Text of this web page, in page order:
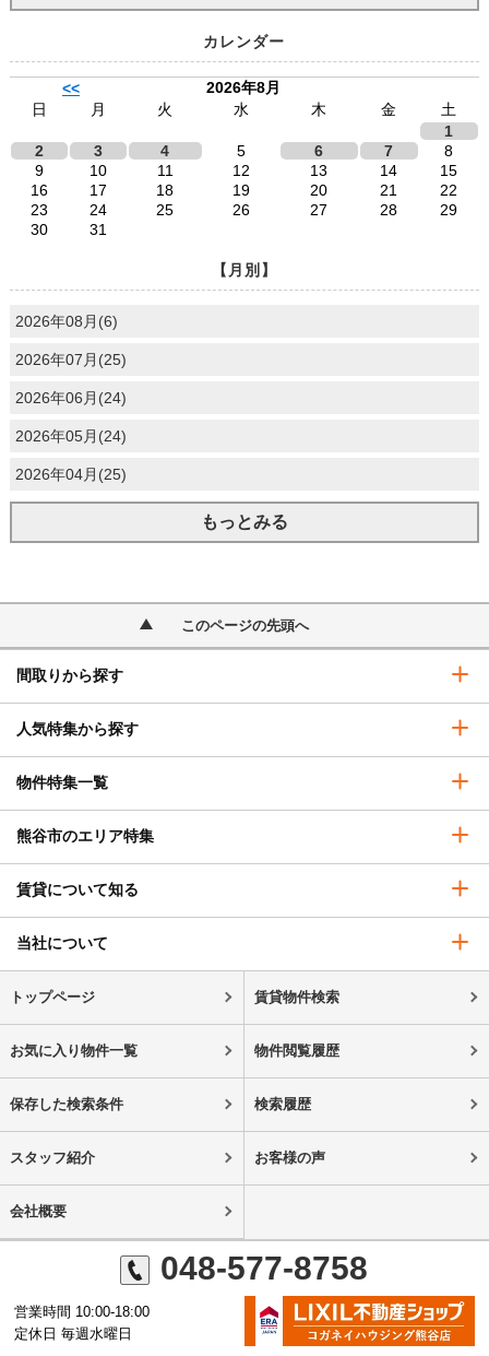
カレンダー
<<
2026年8月
日
月 火 水 木 金
土
1
2
3 4 5 6 7
8
9
10 11 12 13 14
15
16
17 18 19 20 21
22
23
24 25 26 27 28
29
30
31
【月別】
2026年08月(6)
2026年07月(25)
2026年06月(24)
2026年05月(24)
2026年04月(25)
もっとみる
このページの先頭へ
間取りから探す
人気特集から探す
物件特集一覧
熊谷市のエリア特集
賃貸について知る
当社について
トップページ 賃貸物件検索
お気に入り物件一覧 物件閲覧履歴
保存した検索条件 検索履歴
スタッフ紹介 お客様の声
会社概要
048-577-8758
営業時間 10:00-18:00
定休日 毎週水曜日